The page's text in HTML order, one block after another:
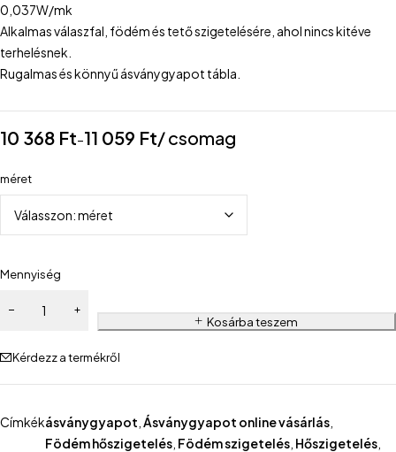
0,037W/mk
Alkalmas válaszfal, födém és tető szigetelésére, ahol nincs kitéve
terhelésnek.
Rugalmas és könnyű ásványgyapot tábla.
10 368 Ft–11 059 Ft/ csomag
méret
Mennyiség
Kosárba teszem
Kérdezz a termékről
Címkékásványgyapot Ásványgyapot online vásárlás
Födém hőszigetelés Födém szigetelés Hőszigetelés